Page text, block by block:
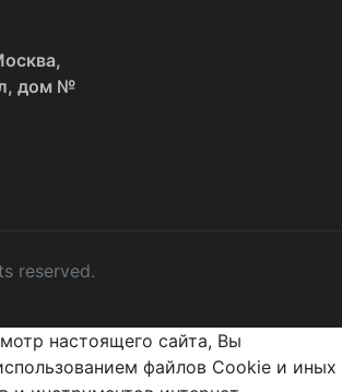
дом №
reserved.
настоящего сайта, Вы
файлов Cookie и иных